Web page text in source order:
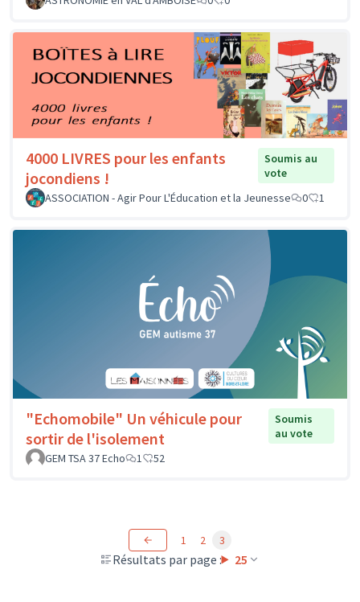
4000 LIVRES pour les enfants
jocondiens !
Soumis au
vote
ASSOCIATION - Agir Pour L'Éducation et la Jeunesse
0 1
"Echomobile" Un véhicule pour
sortir de l'isolement
Soumis
au vote
GEM TSA 37 Echo
1 52
Résultats par page : 25
1 2 3